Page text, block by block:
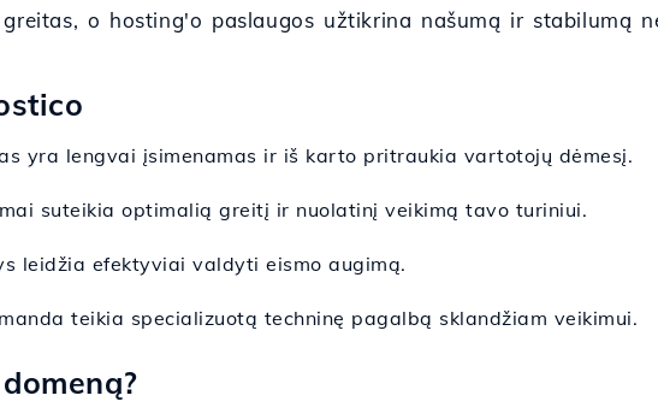
o hosting'o paslaugos užtikrina našumą ir stabilumą
yra lengvai įsimenamas ir iš karto pritraukia vartotojų dėmesį.
suteikia optimalią greitį ir nuolatinį veikimą tavo turiniui.
leidžia efektyviai valdyti eismo augimą.
teikia specializuotą techninę pagalbą sklandžiam veikimui.